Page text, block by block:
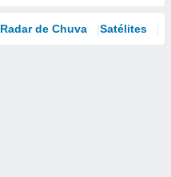
Radar de Chuva Satélites